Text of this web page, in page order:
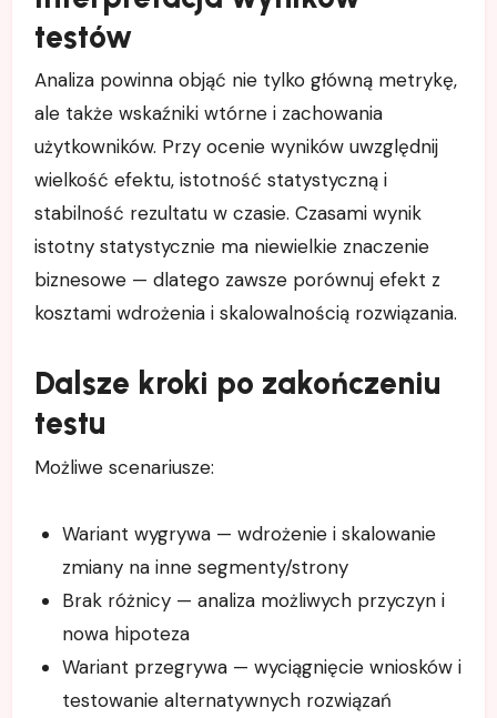
testów
Analiza powinna objąć nie tylko główną metrykę,
ale także wskaźniki wtórne i zachowania
użytkowników. Przy ocenie wyników uwzględnij
wielkość efektu, istotność statystyczną i
stabilność rezultatu w czasie. Czasami wynik
istotny statystycznie ma niewielkie znaczenie
biznesowe — dlatego zawsze porównuj efekt z
kosztami wdrożenia i skalowalnością rozwiązania.
Dalsze kroki po zakończeniu
testu
Możliwe scenariusze:
Wariant wygrywa — wdrożenie i skalowanie
zmiany na inne segmenty/strony
Brak różnicy — analiza możliwych przyczyn i
nowa hipoteza
Wariant przegrywa — wyciągnięcie wniosków i
testowanie alternatywnych rozwiązań